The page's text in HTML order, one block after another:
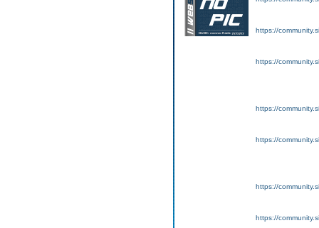
https://
https://
https://
https://
https://
https://